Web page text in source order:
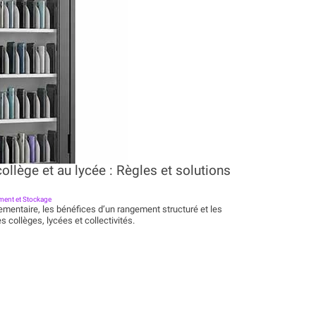
bien choisir
Choisir une bouteille isotherme, ce n’est pas seulement
choisir un produit capable de conserver une boisson à b